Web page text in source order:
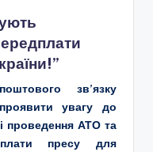
зв’язку
увагу до
проведення АТО та
пресу для